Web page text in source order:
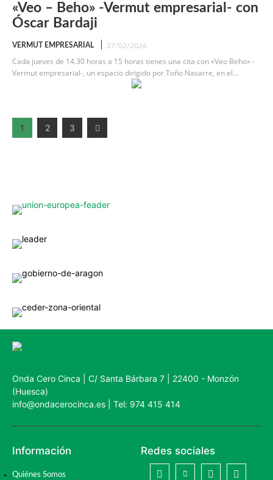
«Veo – Beho» -Vermut empresarial- con
Óscar Bardaji
VERMUT EMPRESARIAL 27/02/2026
Cada jueves de 14.30 horas a 15 horas tienes una cita con «Veo Beho» -
Vermut empresarial-, un espacio dirigido por Toño Nasarre, en el...
1 2 3
Onda Cero Cinca | C/ Santa Bárbara 7 | 22400 - Monzón
(Huesca)
info@ondacerocinca.es | Tel: 974 415 414
Información
Quiénes Somos
Redes sociales